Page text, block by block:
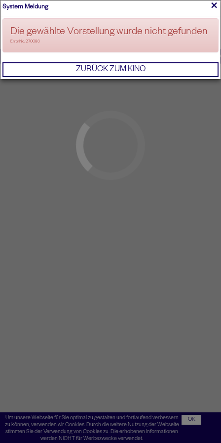
ANMELDEN
Um unsere Webseite für Sie optimal zu gestalten und fortlaufend verbessern
zu können, verwenden wir Cookies. Durch die weitere Nutzung der Webseite
stimmen Sie der Verwendung von Cookies zu. Die erhobenen Informationen
werden NICHT für Werbezwecke verwendet.
OK
×
System Meldung
Die gewählte Vorstellung wurde nicht gefunden
ErrorNo. 270083
ZURÜCK ZUM KINO